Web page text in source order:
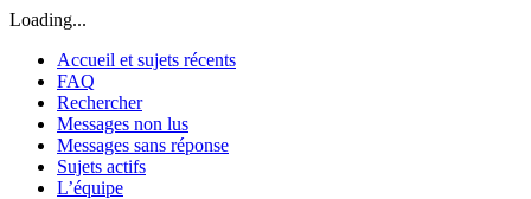
Loading...
Accueil et sujets récents
FAQ
Rechercher
Messages non lus
Messages sans réponse
Sujets actifs
L’équipe